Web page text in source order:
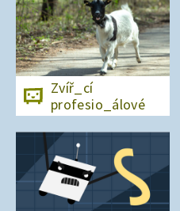
Zvíř_cí
profesio_álové